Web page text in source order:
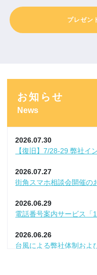
プレゼン
お知らせ
News
2026.07.30
【復旧】7/28-29 弊社イ
2026.07.27
街角スマホ相談会開催の
2026.06.29
電話番号案内サービス「
2026.06.26
台風による弊社体制およ